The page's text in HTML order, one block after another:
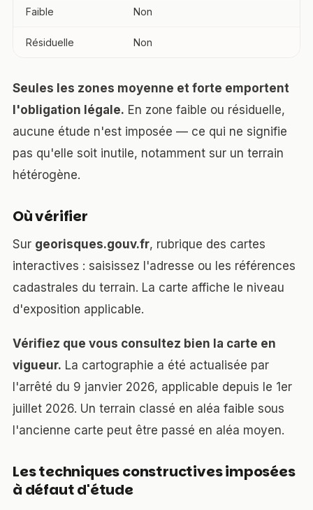
Faible Non
Résiduelle Non
Seules les zones moyenne et forte emportent
l'obligation légale. En zone faible ou résiduelle,
aucune étude n'est imposée — ce qui ne signifie
pas qu'elle soit inutile, notamment sur un terrain
hétérogène.
Où vérifier
Sur georisques.gouv.fr, rubrique des cartes
interactives : saisissez l'adresse ou les références
cadastrales du terrain. La carte affiche le niveau
d'exposition applicable.
Vérifiez que vous consultez bien la carte en
vigueur. La cartographie a été actualisée par
l'arrêté du 9 janvier 2026, applicable depuis le 1er
juillet 2026. Un terrain classé en aléa faible sous
l'ancienne carte peut être passé en aléa moyen.
Les techniques constructives imposées
à défaut d'étude